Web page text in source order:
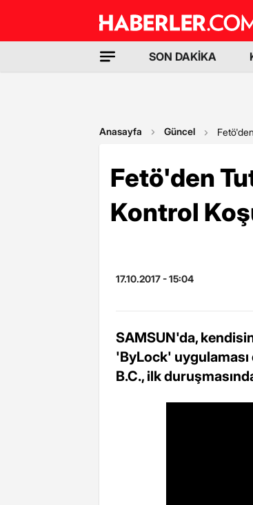
SON DAKİKA
Anasayfa Güncel
Fetö'den
Kontrol
17.10.2017 - 15:04
SAMSUN'da,
'ByLock' uygulaması
B.C., ilk